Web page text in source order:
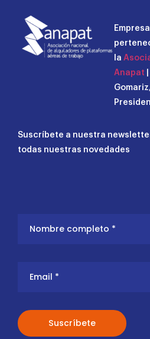
Empresa
la
Anapat
Gomariz,
Suscríbete a nuestra
todas nuestras novedades